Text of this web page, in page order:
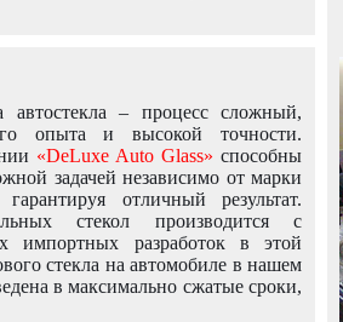
автостекла – процесс сложный,
опыта и высокой точности.
«DeLuxe Auto Glass» способны
задачей независимо от марки
отличный результат.
стекол производится с
импортных разработок в этой
стекла на автомобиле в нашем
в максимально сжатые сроки,